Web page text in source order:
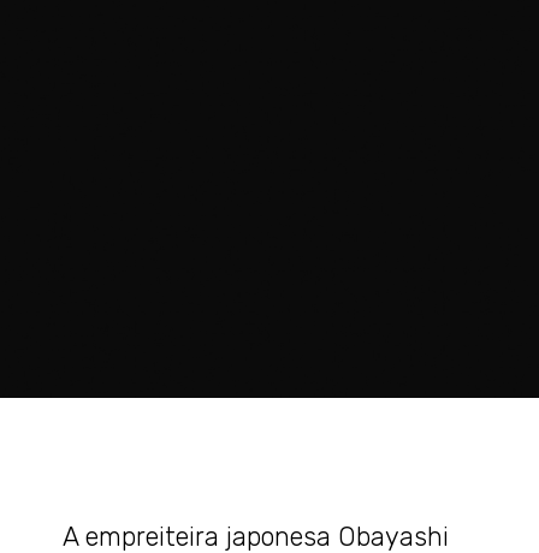
A empreiteira japonesa Obayashi